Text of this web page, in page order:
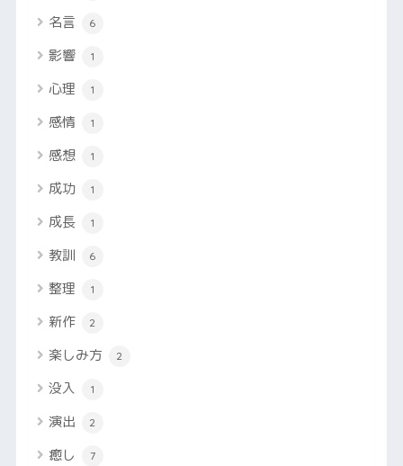
名言 6
影響 1
心理 1
感情 1
感想 1
成功 1
成長 1
教訓 6
整理 1
新作 2
楽しみ方 2
没入 1
演出 2
癒し 7